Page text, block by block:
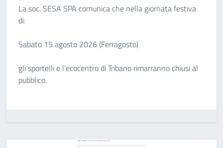
La soc. SESA SPA comunica che nella giornata festiva
di:
Sabato 15 agosto 2026 (Ferragosto)
gli sportelli e l'ecocentro di Tribano rimarranno chiusi al
pubblico.